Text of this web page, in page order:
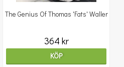
The Genius Of Thomas 'Fats' Waller
364 kr
KÖP